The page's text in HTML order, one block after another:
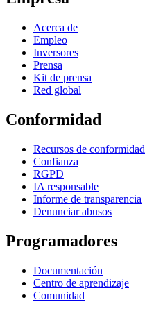
Acerca de
Empleo
Inversores
Prensa
Kit de prensa
Red global
Conformidad
Recursos de conformidad
Confianza
RGPD
IA responsable
Informe de transparencia
Denunciar abusos
Programadores
Documentación
Centro de aprendizaje
Comunidad